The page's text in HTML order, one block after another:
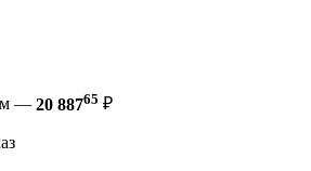
м — 20 88765 ₽